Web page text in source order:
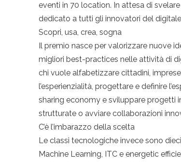
eventi in 70 location. In attesa di
dedicato a tutti gli innovatori del
Scopri, usa, crea, sogna
Il premio nasce per valorizzare nuove
migliori best-practices nelle attività di
chi vuole alfabetizzare cittadini,
l’esperienzialità, progettare e definire
sharing economy e sviluppare progetti
strutturate o avviare collaborazioni
C’è l’imbarazzo della scelta
Le classi tecnologiche invece sono
Machine Learning, ITC e energetic